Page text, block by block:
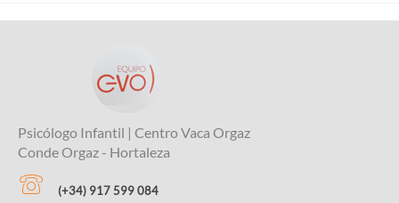
Psicólogo Infantil | Centro Vaca Orgaz
Conde Orgaz - Hortaleza
(+34) 917 599 084